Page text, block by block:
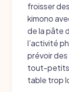
froisser
kimono
de la pâte
l’activité
prévoir
tout-petits
table trop